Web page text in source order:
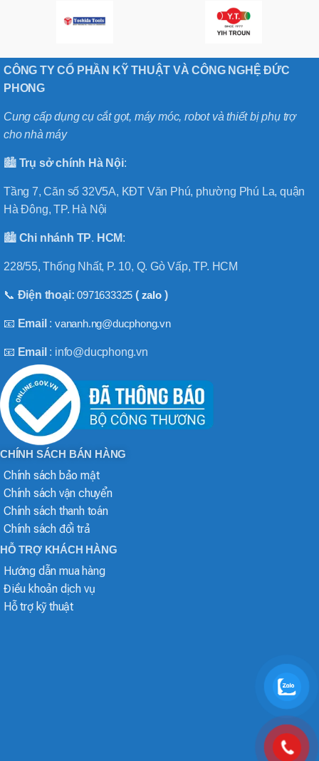
CÔNG TY CỔ PHẦN KỸ THUẬT VÀ CÔNG NGHỆ ĐỨC
PHONG
Cung cấp dụng cụ cắt gọt, máy móc, robot và thiết bị phụ trợ
cho nhà máy
🏙️ Trụ sở chính Hà Nội:
Tầng 7, Căn số 32V5A, KĐT Văn Phú, phường Phú La, quận
Hà Đông, TP. Hà Nội
🏙️ Chi nhánh TP. HCM:
228/55, Thống Nhất, P. 10, Q. Gò Vấp, TP. HCM
📞 Điện thoại:0971633325 ( zalo)
📧 Email :vananh.ng@ducphong.vn
📧 Email : info@ducphong.vn
CHÍNH SÁCH BÁN HÀNG
Chính sách bảo mật
Chính sách vận chuyển
Chính sách thanh toán
Chính sách đổi trả
HỖ TRỢ KHÁCH HÀNG
Hướng dẫn mua hàng
Điều khoản dịch vụ
Hỗ trợ kỹ thuật